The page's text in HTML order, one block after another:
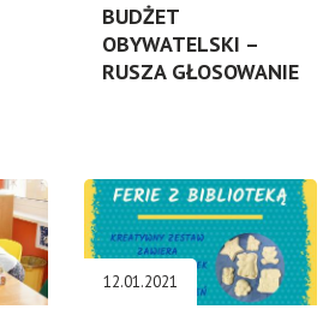
BUDŻET
OBYWATELSKI –
RUSZA GŁOSOWANIE
12.01.2021